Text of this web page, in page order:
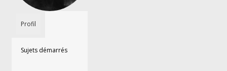
Profil
Sujets démarrés